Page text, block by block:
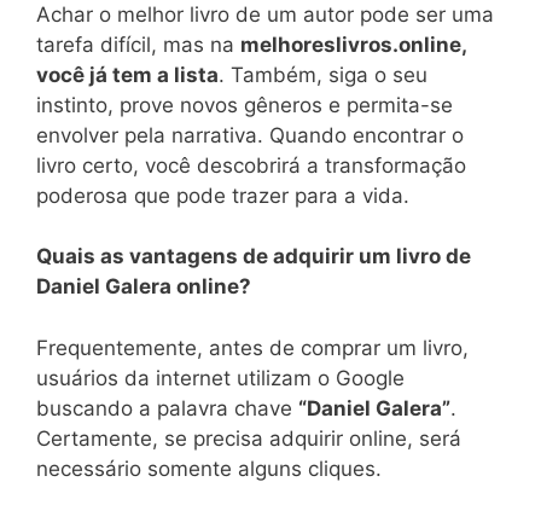
Achar o melhor livro de um autor pode ser uma
tarefa difícil, mas na melhoreslivros.online,
você já tem a lista. Também, siga o seu
instinto, prove novos gêneros e permita-se
envolver pela narrativa. Quando encontrar o
livro certo, você descobrirá a transformação
poderosa que pode trazer para a vida.
Quais as vantagens de adquirir um livro de
Daniel Galera online?
Frequentemente, antes de comprar um livro,
usuários da internet utilizam o Google
buscando a palavra chave “Daniel Galera”.
Certamente, se precisa adquirir online, será
necessário somente alguns cliques.